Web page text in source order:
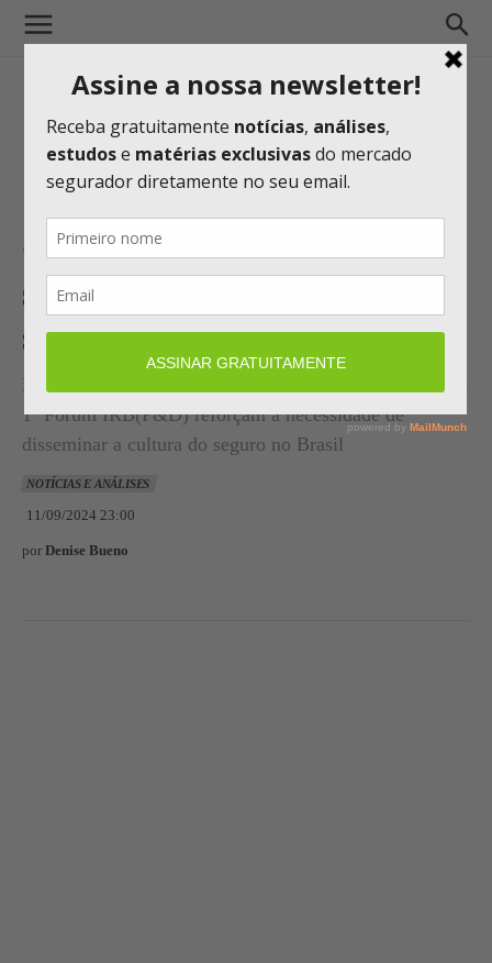
Governo, bancos e
seguradoras buscam adaptar-
se aos riscos climáticos
Participantes do painel “Clima e Gestão Estratégica” do
1º Fórum IRB(P&D) reforçam a necessidade de
disseminar a cultura do seguro no Brasil
NOTÍCIAS E ANÁLISES
11/09/2024 23:00
por Denise Bueno